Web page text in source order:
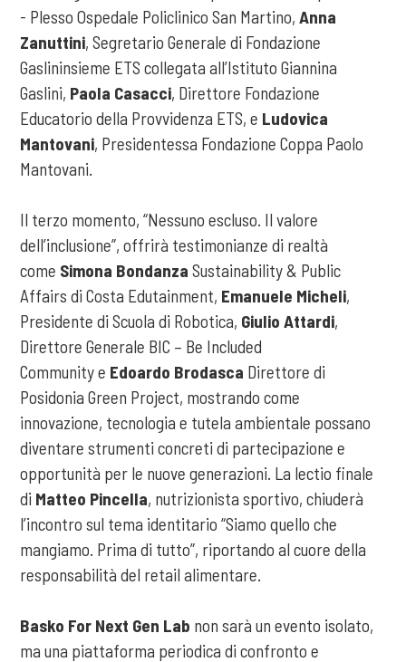
- Plesso Ospedale Policlinico San Martino,Anna
Zanuttini, Segretario Generale di Fondazione
Gaslininsieme ETS collegata all’Istituto Giannina
Gaslini, Paola Casacci, Direttore Fondazione
Educatorio della Provvidenza ETS, e Ludovica
Mantovani, Presidentessa Fondazione Coppa Paolo
Mantovani.
Il terzo momento, “Nessuno escluso. Il valore
dell’inclusione”, offrirà testimonianze di realtà
come Simona Bondanza Sustainability & Public
Affairs di Costa Edutainment, Emanuele Micheli,
Presidente di Scuola di Robotica, Giulio Attardi,
Direttore Generale BIC – Be Included
Community e Edoardo Brodasca Direttore di
Posidonia Green Project, mostrando come
innovazione, tecnologia e tutela ambientale possano
diventare strumenti concreti di partecipazione e
opportunità per le nuove generazioni. La lectio finale
di Matteo Pincella, nutrizionista sportivo, chiuderà
l’incontro sul tema identitario “Siamo quello che
mangiamo. Prima di tutto”, riportando al cuore della
responsabilità del retail alimentare.
Basko For Next Gen Lab non sarà un evento isolato,
ma una piattaforma periodica di confronto e